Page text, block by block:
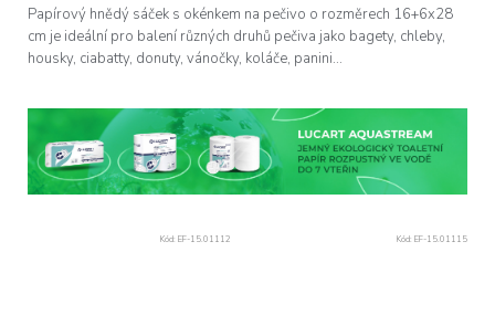
Papírový hnědý sáček s okénkem na pečivo o rozměrech 16+6x28
cm je ideální pro balení různých druhů pečiva jako bagety, chleby,
housky, ciabatty, donuty, vánočky, koláče, panini...
Kód: EF-15.01112 Kód: EF-15.01115